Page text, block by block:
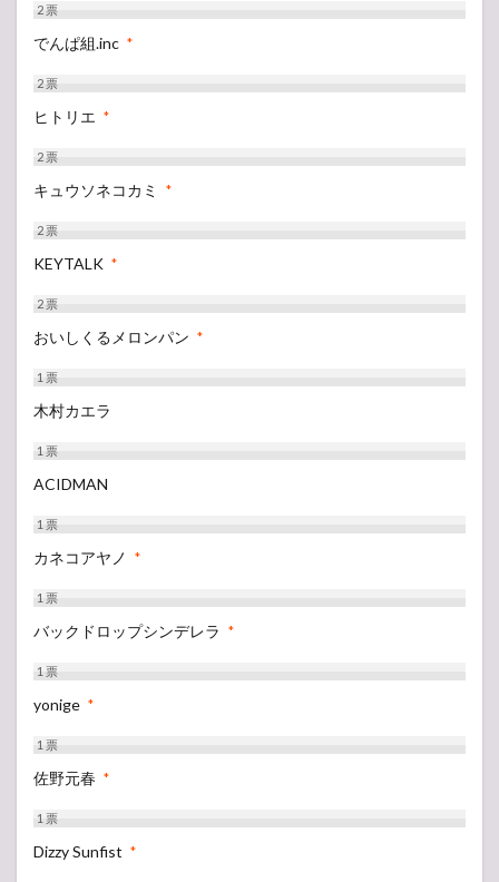
2票
でんぱ組.inc *
2票
ヒトリエ *
2票
キュウソネコカミ *
2票
KEYTALK *
2票
おいしくるメロンパン *
1票
木村カエラ
1票
ACIDMAN
1票
カネコアヤノ *
1票
バックドロップシンデレラ *
1票
yonige *
1票
佐野元春 *
1票
Dizzy Sunfist *